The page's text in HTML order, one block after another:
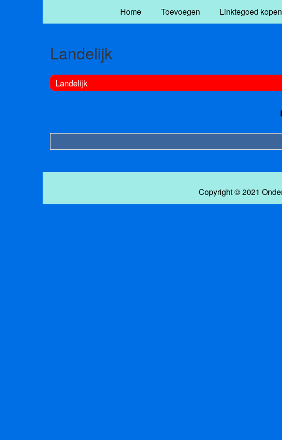
Home Toevoegen Linktegoed kopen
Landelijk
Landelijk
Copyright © 2021